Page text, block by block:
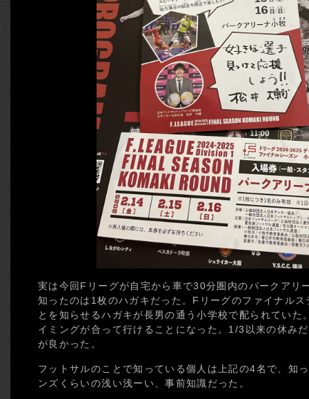
実は今回Fリーグが自宅から車で30分圏内のパークアリ
知ったのは1枚のハガキだった。Fリーグのファイナル
とを知らせるハガキが長男の通う小学校で配られていた
イミングが合って行けることになった。1/3以来の休み
が良かった。
フットサルのことで知っている個人は上記の4名で、知
ンズくらいの浅い浅ーい、事前知識だった。